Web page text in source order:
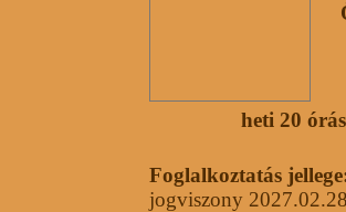
heti 20
Foglalkoztatás
jogviszony